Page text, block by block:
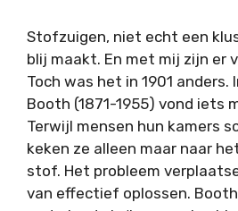
Stofzuigen, niet echt een
blij maakt. En met mij zijn er
Toch was het in 1901 anders.
Booth (1871-1955) vond iets
Terwijl mensen hun kamers
keken ze alleen maar naar
stof. Het probleem
van effectief oplossen.